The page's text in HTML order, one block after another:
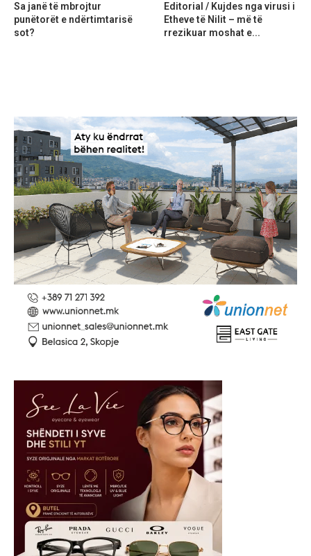
Sa janë të mbrojtur
punëtorët e ndërtimtarisë
sot?
Editorial / Kujdes nga virusi i
Etheve të Nilit – më të
rrezikuar moshat e...